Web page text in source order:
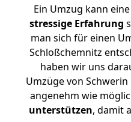
Ein Umzug kann
stressige Erfahrung
man sich für einen
Schloßchemnitz
haben wir uns
Umzüge von
angenehm wie
unterstützen, damit